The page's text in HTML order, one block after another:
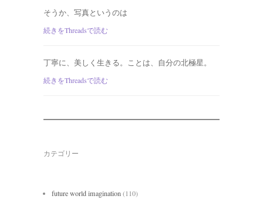
そうか、写真というのは
続きをThreadsで読む
丁寧に、美しく生きる。ことは、自分の北極星。
続きをThreadsで読む
カテゴリー
future world imagination(110)